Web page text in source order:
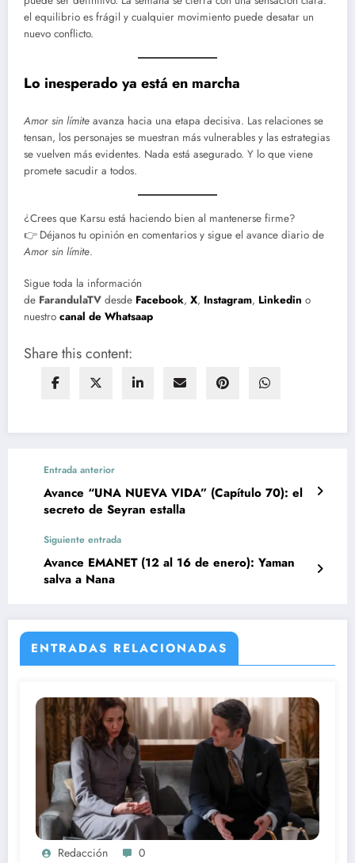
el equilibrio es frágil y cualquier movimiento puede desatar un
nuevo conflicto.
Lo inesperado ya está en marcha
Amor sin límite avanza hacia una etapa decisiva. Las relaciones se
tensan, los personajes se muestran más vulnerables y las estrategias
se vuelven más evidentes. Nada está asegurado. Y lo que viene
promete sacudir a todos.
¿Crees que Karsu está haciendo bien al mantenerse firme?
👉 Déjanos tu opinión en comentarios y sigue el avance diario de
Amor sin límite.
Sigue toda la información
de FarandulaTV desde Facebook, X, Instagram, Linkedin o
nuestro canal de Whatsaap
Share this content:
Entrada anterior
Avance “UNA NUEVA VIDA” (Capítulo 70): el
secreto de Seyran estalla
Siguiente entrada
Avance EMANET (12 al 16 de enero): Yaman
salva a Nana
ENTRADAS RELACIONADAS
Redacción 0